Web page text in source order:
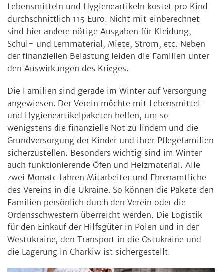
Lebensmitteln und Hygieneartikeln kostet pro Kind
durchschnittlich 115 Euro. Nicht mit einberechnet
sind hier andere nötige Ausgaben für Kleidung,
Schul- und Lernmaterial, Miete, Strom, etc. Neben
der finanziellen Belastung leiden die Familien unter
den Auswirkungen des Krieges.
Die Familien sind gerade im Winter auf Versorgung
angewiesen. Der Verein möchte mit Lebensmittel-
und Hygieneartikelpaketen helfen, um so
wenigstens die finanzielle Not zu lindern und die
Grundversorgung der Kinder und ihrer Pflegefamilien
sicherzustellen. Besonders wichtig sind im Winter
auch funktionierende Öfen und Heizmaterial. Alle
zwei Monate fahren Mitarbeiter und Ehrenamtliche
des Vereins in die Ukraine. So können die Pakete den
Familien persönlich durch den Verein oder die
Ordensschwestern überreicht werden. Die Logistik
für den Einkauf der Hilfsgüter in Polen und in der
Westukraine, den Transport in die Ostukraine und
die Lagerung in Charkiw ist sichergestellt.